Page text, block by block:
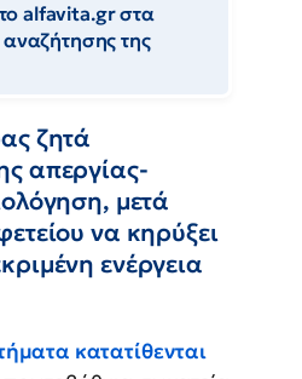
το alfavita.gr στα
της
ζητά
απεργίας-
μετά
να κηρύξει
ενέργεια
κατατίθενται